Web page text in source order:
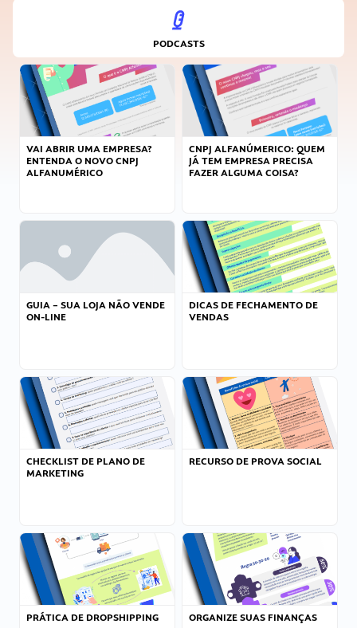
PODCASTS
VAI ABRIR UMA EMPRESA?
ENTENDA O NOVO CNPJ
ALFANUMÉRICO
CNPJ ALFANÚMERICO: QUEM
JÁ TEM EMPRESA PRECISA
FAZER ALGUMA COISA?
GUIA – SUA LOJA NÃO VENDE
ON-LINE
DICAS DE FECHAMENTO DE
VENDAS
CHECKLIST DE PLANO DE
MARKETING
RECURSO DE PROVA SOCIAL
PRÁTICA DE DROPSHIPPING ORGANIZE SUAS FINANÇAS